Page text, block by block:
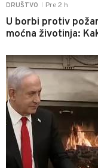
DRUŠTVO Pre 2 h
U borbi protiv
moćna životinja: